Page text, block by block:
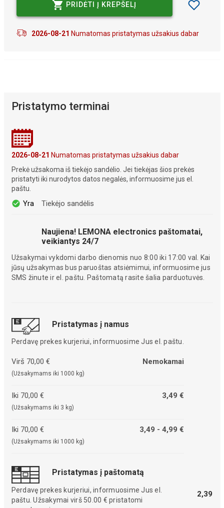
PRIDĖTI Į KREPŠELĮ
2026-08-21 Numatomas pristatymas užsakius dabar
Pristatymo terminai
2026-08-21 Numatomas pristatymas užsakius dabar
Prekė užsakoma iš tiekėjo sandėlio. Jei tiekėjas šios prekės
pristatyti iki nurodytos datos negalės, informuosime jus el.
paštu.
Yra Tiekėjo sandėlis
Naujiena! LEMONA electronics paštomatai,
veikiantys 24/7
Užsakymai vykdomi darbo dienomis nuo 8:00 iki 17:00 val. Kai
jūsų užsakymas bus paruoštas atsiėmimui, informuosime jus
SMS žinute ir el. paštu. Paštomatą rasite šalia parduotuvės.
Pristatymas į namus
Perdavę prekes kurjeriui, informuosime Jus el. paštu.
Virš 70,00 €
(Užsakymams iki 1000 kg)
Nemokamai
Iki 70,00 €
(Užsakymams iki 3 kg)
3,49 €
Iki 70,00 €
(Užsakymams iki 1000 kg)
3,49 - 4,99 €
Pristatymas į paštomatą
Perdavę prekes kurjeriui, informuosime Jus el.
paštu. Užsakymai virš 50.00 € pristatomi
2,39